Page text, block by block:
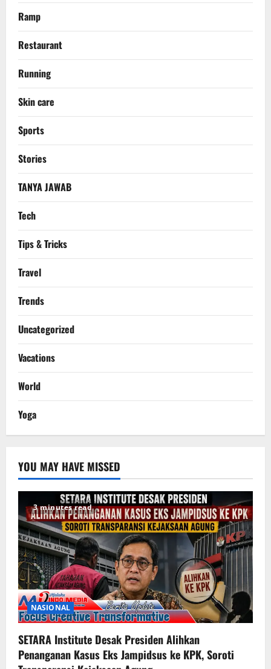
Ramp
Restaurant
Running
Skin care
Sports
Stories
TANYA JAWAB
Tech
Tips & Tricks
Travel
Trends
Uncategorized
Vacations
World
Yoga
YOU MAY HAVE MISSED
3 minutes read
NASIONAL
SETARA Institute Desak Presiden Alihkan
Penanganan Kasus Eks Jampidsus ke KPK, Soroti